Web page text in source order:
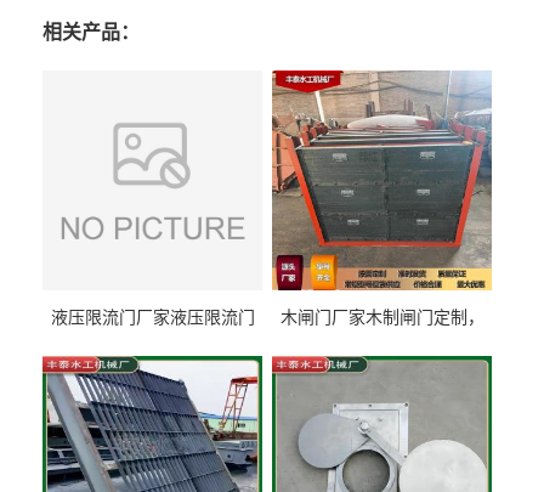
相关产品：
液压限流门厂家液压限流门
泰制造
木闸门厂家木制闸门定制，
型号齐全